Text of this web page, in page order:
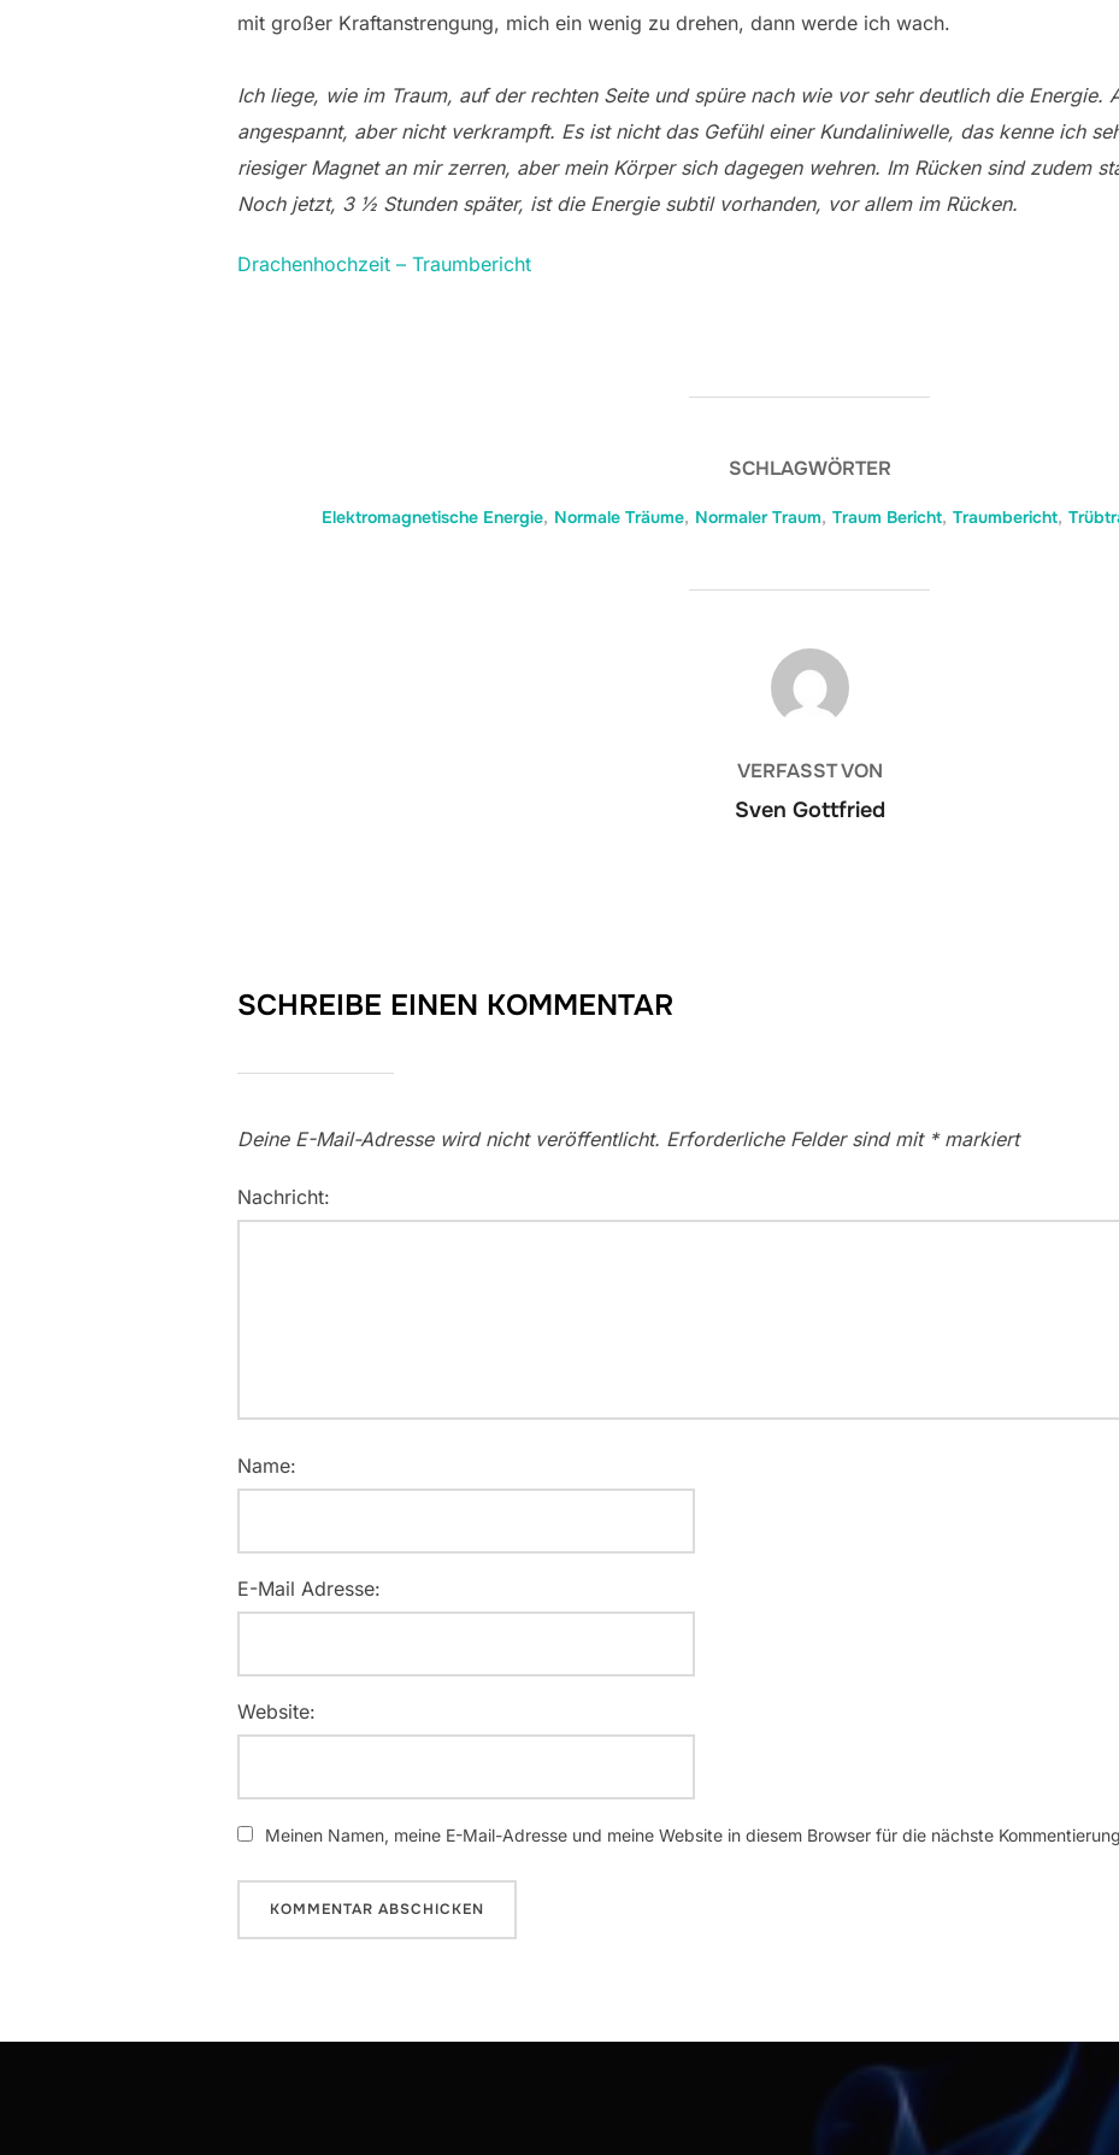
mit großer Kraftanstrengung, mich ein wenig zu drehen, dann werde ich wach.
Ich liege, wie im Traum, auf der rechten Seite und spüre nach wie vor sehr deutlich die Energie.
angespannt, aber nicht verkrampft. Es ist nicht das Gefühl einer Kundaliniwelle, das kenne ich
riesiger Magnet an mir zerren, aber mein Körper sich dagegen wehren. Im Rücken sind zudem
Noch jetzt, 3 ½ Stunden später, ist die Energie subtil vorhanden, vor allem im Rücken.
Drachenhochzeit – Traumbericht
SCHLAGWÖRTER
Elektromagnetische Energie, Normale Träume, Normaler Traum, Traum Bericht, Traumbericht,
BEITRAGSAUTOR
VERFASST VON
Sven Gottfried
SCHREIBE EINEN KOMMENTAR
Deine E-Mail-Adresse wird nicht veröffentlicht. Erforderliche Felder sind mit *markiert
Nachricht:
Name:
E-Mail Adresse:
Website:
Meinen Namen, meine E-Mail-Adresse und meine Website in diesem Browser für die nächste